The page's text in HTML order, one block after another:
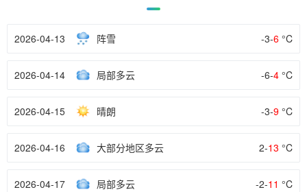
2026-04-13 阵雪 -3-6 °C
2026-04-14 局部多云 -6-4 °C
2026-04-15 晴朗 -3-9 °C
2026-04-16 大部分地区多云 2-13 °C
2026-04-17 局部多云 -2-11 °C